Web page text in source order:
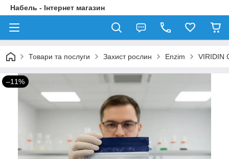
Набель - Інтернет магазин
Товари та послуги Захист рослин Enzim VIRIDIN
–11%